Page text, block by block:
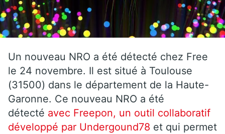
Un nouveau NRO a été détecté chez Free
le 24 novembre. Il est situé à Toulouse
(31500) dans le département de la Haute-
Garonne. Ce nouveau NRO a été
détecté avec Freepon, un outil collaboratif
développé par Undergound78 et qui permet